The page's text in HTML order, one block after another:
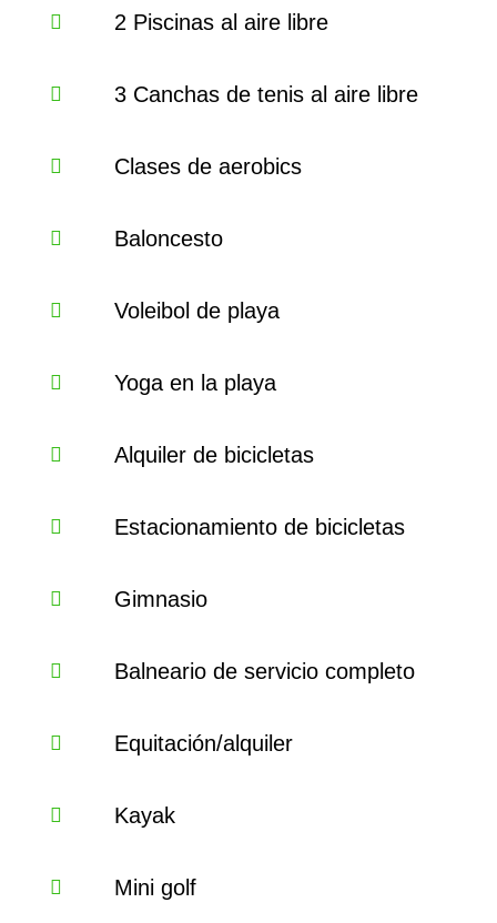
2 Piscinas al aire libre
3 Canchas de tenis al aire libre
Clases de aerobics
Baloncesto
Voleibol de playa
Yoga en la playa
Alquiler de bicicletas
Estacionamiento de bicicletas
Gimnasio
Balneario de servicio completo
Equitación/alquiler
Kayak
Mini golf